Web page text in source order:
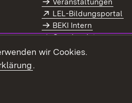
in neuem Fenster)
Extern:
LEL-Bildungsportal
BEKI Intern
Coaches Intern
Intranet
wir Cookies.
.